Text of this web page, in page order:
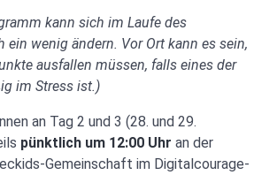
kann sich im Laufe des
ein wenig ändern. Vor Ort kann es sein,
ausfallen müssen, falls eines der
im Stress ist.)
an Tag 2 und 3 (28. und 29.
pünktlich um 12:00 Uhr an der
Gemeinschaft im Digitalcourage-